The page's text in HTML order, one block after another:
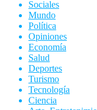
Sociales
Mundo
Política
Opiniones
Economía
Salud
Deportes
Turismo
Tecnología
Ciencia